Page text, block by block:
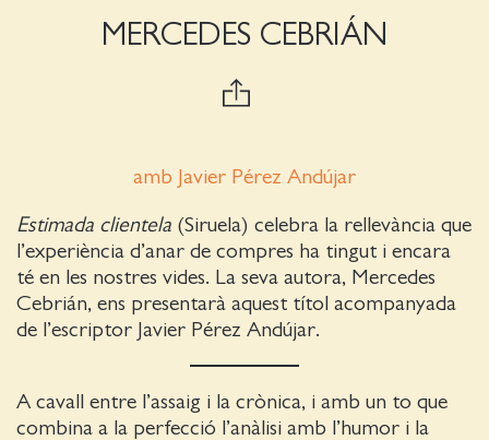
MERCEDES CEBRIÁN
amb Javier Pérez Andújar
Estimada clientela (Siruela) celebra la rellevància que
l’experiència d’anar de compres ha tingut i encara
té en les nostres vides. La seva autora, Mercedes
Cebrián, ens presentarà aquest títol acompanyada
de l’escriptor Javier Pérez Andújar.
A cavall entre l’assaig i la crònica, i amb un to que
combina a la perfecció l’anàlisi amb l’humor i la